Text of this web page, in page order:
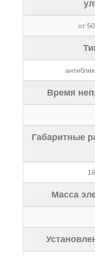
от
Время
Габаритные
Масса